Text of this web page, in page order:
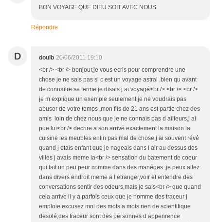
BON VOYAGE QUE DIEU SOIT AVEC NOUS
Répondre
D douib 20/06/2011 19:10
<br /> <br /> bonjour,je vous ecris pour comprendre une
chose je ne sais pas si c est un voyage astral ,bien qu avant
de connaitre se terme je disais j ai voyagé<br /> <br /> <br />
je m explique un exemple seulement je ne voudrais pas
abuser de votre temps ,mon fils de 21 ans est partie chez des
amis loin de chez nous que je ne connais pas d ailleurs,j ai
pue lui<br /> decrire a son arrivé exactement la maison la
cuisine les meubles enfin pas mal de chose,j ai souvent révé
quand j etais enfant que je nageais dans l air au dessus des
villes j avais meme la<br /> sensation du batement de coeur
qui fait un peu peur comme dans des manéges ,je peux allez
dans divers endroit meme a l etranger,voir et entendre des
conversations sentir des odeurs,mais je sais<br /> que quand
cela arrive il y a parfois ceux que je nomme des traceur j
emploie excusez moi des mots a mots rien de scientifique
desolé,des traceur sont des personnes d appenrence